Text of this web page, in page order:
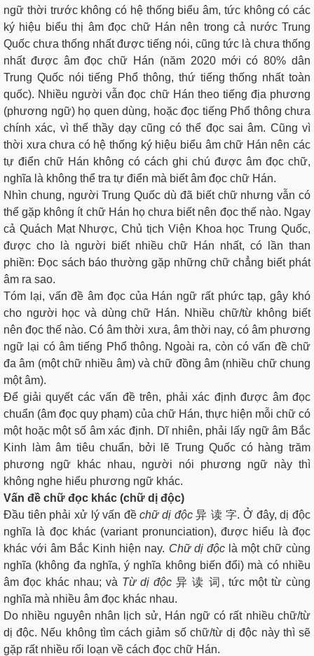
ngữ thời trước không có hệ thống biểu âm, tức không có các
ký hiệu biểu thị âm đọc chữ Hán nên trong cả nước Trung
Quốc chưa thống nhất được tiếng nói, cũng tức là chưa thống
nhất được âm đọc chữ Hán (năm 2020 mới có 80% dân
Trung Quốc nói tiếng Phổ thông, thứ tiếng thống nhất toàn
quốc). Nhiều người vẫn đọc chữ Hán theo tiếng địa phương
(phương ngữ) họ quen dùng, hoặc đọc tiếng Phổ thông chưa
chính xác, vì thế thầy dạy cũng có thể đọc sai âm. Cũng vì
thời xưa chưa có hệ thống ký hiệu biểu âm chữ Hán nên các
tự điển chữ Hán không có cách ghi chú được âm đọc chữ,
nghĩa là không thể tra tự điển mà biết âm đọc chữ Hán.
Nhìn chung, người Trung Quốc dù đã biết chữ nhưng vẫn có
thể gặp không ít chữ Hán họ chưa biết nên đọc thế nào. Ngay
cả Quách Mạt Nhược, Chủ tịch Viện Khoa học Trung Quốc,
được cho là người biết nhiều chữ Hán nhất, có lần than
phiền: Đọc sách báo thường gặp những chữ chẳng biết phát
âm ra sao.
Tóm lại, vấn đề âm đọc của Hán ngữ rất phức tạp, gây khó
cho người học và dùng chữ Hán. Nhiều chữ/từ không biết
nên đọc thế nào. Có âm thời xưa, âm thời nay, có âm phương
ngữ lại có âm tiếng Phổ thông. Ngoài ra, còn có vấn đề chữ
đa âm (một chữ nhiều âm) và chữ đồng âm (nhiều chữ chung
một âm).
Để giải quyết các vấn đề trên, phải xác định được âm đọc
chuẩn (âm đọc quy phạm) của chữ Hán, thực hiện mỗi chữ có
một hoặc một số âm xác định. Dĩ nhiên, phải lấy ngữ âm Bắc
Kinh làm âm tiêu chuẩn, bởi lẽ Trung Quốc có hàng trăm
phương ngữ khác nhau, người nói phương ngữ này thì
không nghe hiểu phương ngữ khác.
Vấn đề chữ đọc khác (chữ dị độc)
Đầu tiên phải xử lý vấn đềchữ dị độc异 读 字. Ở đây, dị độc
nghĩa là đọc khác (variant pronunciation), được hiểu là đọc
khác với âm Bắc Kinh hiện nay. Chữ dị độc là một chữ cùng
nghĩa (không đa nghĩa, ý nghĩa không biến đổi) mà có nhiều
âm đọc khác nhau; và Từ dị độc 异 读 词, tức một từ cùng
nghĩa mà nhiều âm đọc khác nhau.
Do nhiều nguyên nhân lịch sử, Hán ngữ có rất nhiều chữ/từ
dị độc. Nếu không tìm cách giảm số chữ/từ dị độc này thì sẽ
gặp rất nhiều rối loạn về cách đọc chữ Hán.